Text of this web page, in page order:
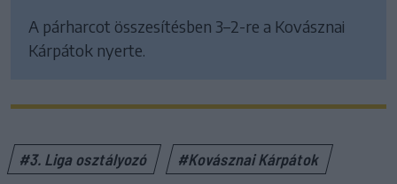
A párharcot összesítésben 3–2-re a Kovásznai
Kárpátok nyerte.
#3. Liga osztályozó #Kovásznai Kárpátok